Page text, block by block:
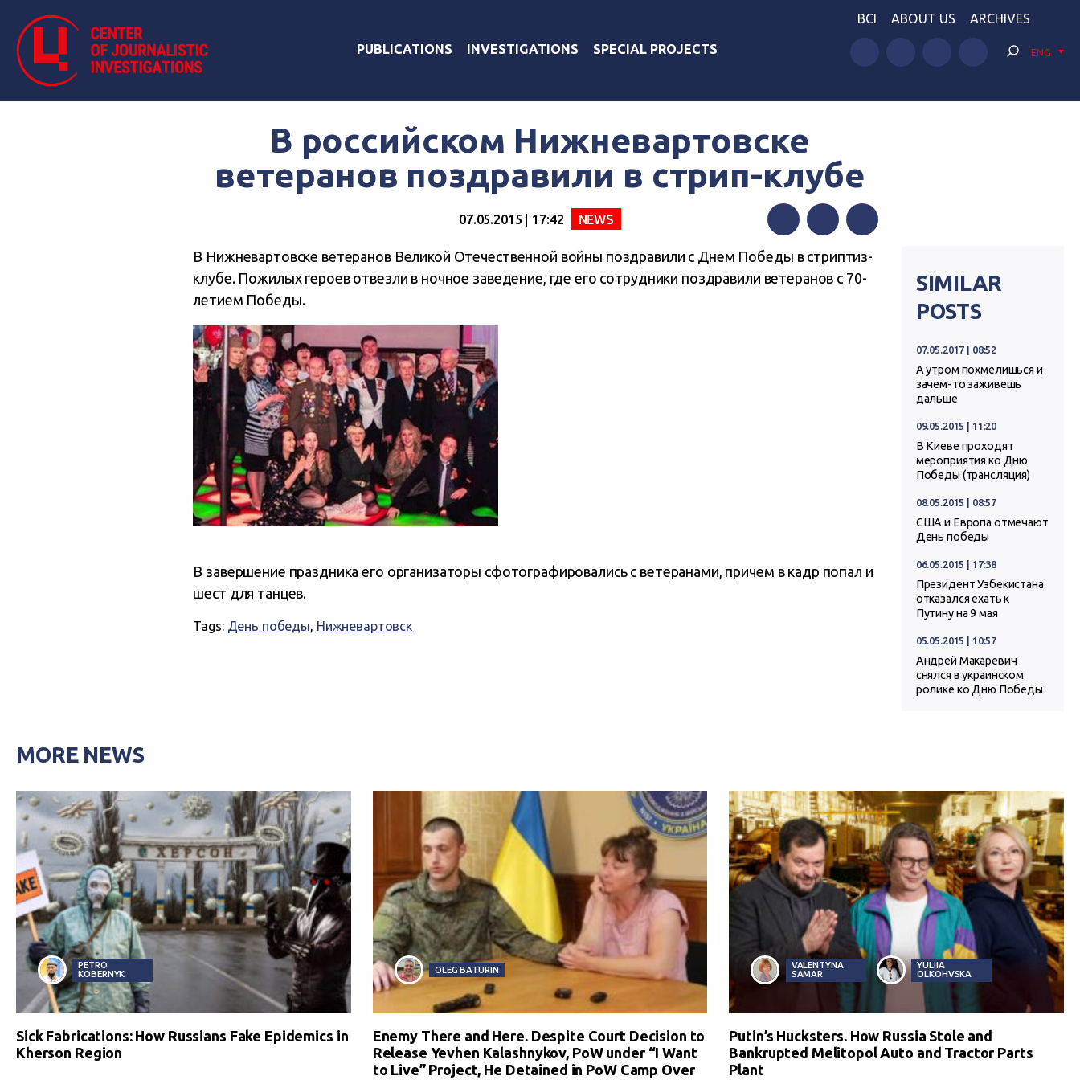
PUBLICATIONS INVESTIGATIONS SPECIAL PROJECTS
BCI ABOUT US ARCHIVES
ENG
В российском Нижневартовске
ветеранов поздравили в стрип-клубе
07.05.2015 | 17:42 NEWS
FacebookTwitterTelegram
В Нижневартовске ветеранов Великой Отечественной войны поздравили с Днем Победы в стриптиз-
клубе. Пожилых героев отвезли в ночное заведение, где его сотрудники поздравили ветеранов с 70-
летием Победы.
В завершение праздника его организаторы сфотографировались с ветеранами, причем в кадр попал и
шест для танцев.
Tags: День победы, Нижневартовск
SIMILAR
POSTS
07.05.2017 | 08:52
А утром похмелишься и
зачем-то заживешь
дальше
09.05.2015 | 11:20
В Киеве проходят
мероприятия ко Дню
Победы (трансляция)
08.05.2015 | 08:57
США и Европа отмечают
День победы
06.05.2015 | 17:38
Президент Узбекистана
отказался ехать к
Путину на 9 мая
05.05.2015 | 10:57
Андрей Макаревич
снялся в украинском
ролике ко Дню Победы
MORE NEWS
PETRO
KOBERNYK
Sick Fabrications: How Russians Fake Epidemics in
Kherson Region
OLEG BATURIN
Enemy There and Here. Despite Court Decision to
Release Yevhen Kalashnykov, PoW under “I Want
to Live” Project, He Detained in PoW Camp Over
VALENTYNA
SAMAR
YULIIA
OLKOHVSKA
Putin’s Hucksters. How Russia Stole and
Bankrupted Melitopol Auto and Tractor Parts
Plant